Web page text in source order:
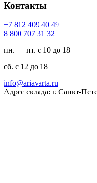
Контакты
94 04 904 218 7+
23 13 707 008 8
пн. — пт. с 10 до 18
сб. с 12 до 18
ur.atravaira@ofni
Адрес склада: г. Санкт-